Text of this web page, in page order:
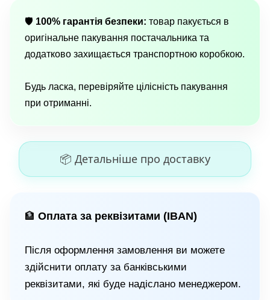
🛡 100% гарантія безпеки: товар пакується в
оригінальне пакування постачальника та
додатково захищається транспортною коробкою.
Будь ласка, перевіряйте цілісність пакування
при отриманні.
📦 Детальніше про доставку
🏦 Оплата за реквізитами (IBAN)
Після оформлення замовлення ви можете
здійснити оплату за банківськими
реквізитами, які буде надіслано менеджером.